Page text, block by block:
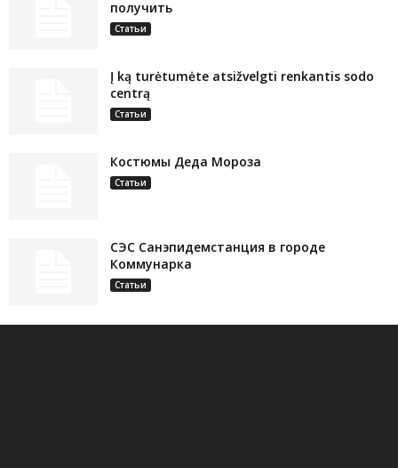
получить
Статьи
Į ką turėtumėte atsižvelgti renkantis sodo
centrą
Статьи
Костюмы Деда Мороза
Статьи
СЭС Санэпидемстанция в городе
Коммунарка
Статьи